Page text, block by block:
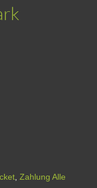
, Zahlung Alle